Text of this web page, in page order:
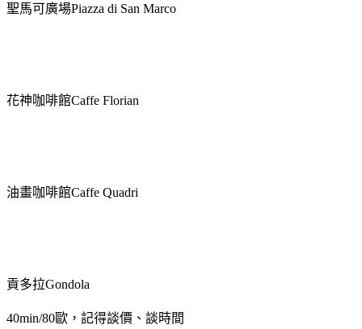
聖馬可廣場Piazza di San Marco
花神咖啡館Caffe Florian
油畫咖啡館Caffe Quadri
貢多拉Gondola
40min/80歐，記得談價、談時間